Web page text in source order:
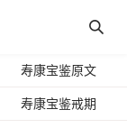

寿康宝鉴原文
寿康宝鉴戒期